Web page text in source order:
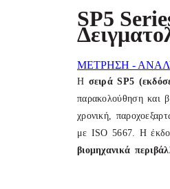
SP5
ΜΕΤΡΗΣΗ -
Η σειρά SP5
παρακολούθηση και
χρονική,
με ISO 5667. Η
βιομηχανικά